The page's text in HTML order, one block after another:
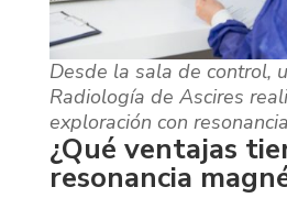
Desde la sala de control,
Radiología de Ascires
exploración con
¿Qué ventajas
resonancia